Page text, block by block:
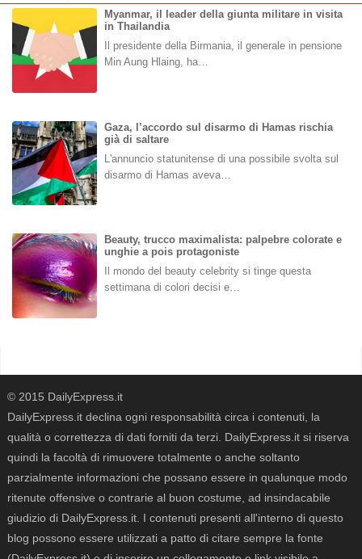
Myanmar, il leader della giunta militare in visita
in Thailandia
Il presidente della Birmania, il generale in pensione
Min Aung Hlaing, ha…
Gaza, l’accordo sul disarmo di Hamas rischia
già di saltare
L'annuncio statunitense di una possibile svolta sul
disarmo di Hamas aveva…
Beauty, trucco maximalista: palpebre colorate e
unghie a pois protagoniste
Il mondo del beauty celebrity si tinge questa
settimana di colori decisi e…
© 2015 DailyExpress.it
DailyExpress.it declina ogni responsabilità circa i contenuti, la
qualità o correttezza di dati forniti da terzi. DailyExpress.it si riserva
quindi la facoltà di rimuovere totalmente o anche soltanto
parzialmente informazioni che possano essere in qualunque modo
ritenute offensive o contrarie al buon costume, ad insindacabile
giudizio di DailyExpress.it. I contenuti presenti all'interno di questo
blog possono essere utilizzati a patto di citare sempre la fonte